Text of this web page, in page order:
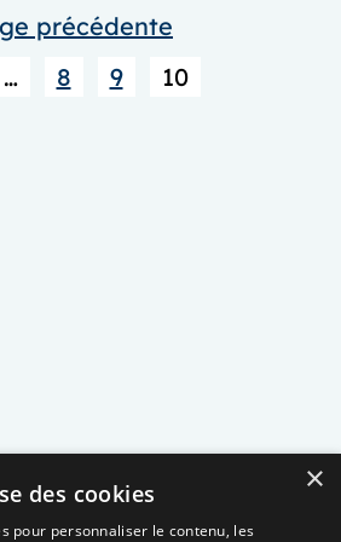
précédente
… 8 9 10
×
des cookies
pour personnaliser le contenu, les